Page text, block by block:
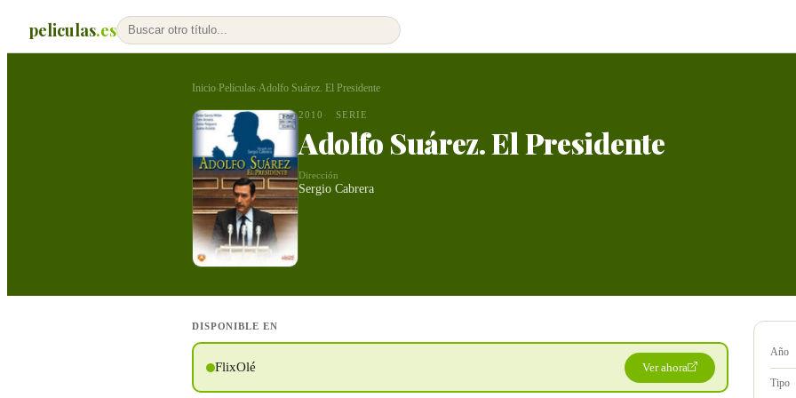
peliculas.es
Inicio›Películas›Adolfo Suárez. El Presidente
2010 SERIE
Adolfo Suárez. El Presidente
Dirección
Sergio Cabrera
DISPONIBLE EN
FlixOlé Ver ahora
Año
Tipo